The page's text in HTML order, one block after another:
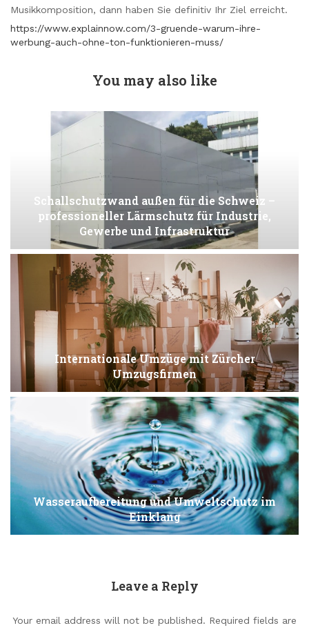
Musikkomposition, dann haben Sie definitiv Ihr Ziel erreicht.
https://www.explainnow.com/3-gruende-warum-ihre-
werbung-auch-ohne-ton-funktionieren-muss/
You may also like
Schallschutzwand außen für die Schweiz –
professioneller Lärmschutz für Industrie,
Gewerbe und Infrastruktur
Internationale Umzüge mit Zürcher
Umzugsfirmen
Wasseraufbereitung und Umweltschutz im
Einklang
Leave a Reply
Your email address will not be published. Required fields are